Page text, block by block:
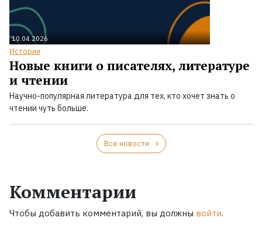
10.04.2026
Истории
Новые книги о писателях, литературе
и чтении
Научно-популярная литература для тех, кто хочет знать о
чтении чуть больше.
Все новости
Комментарии
Чтобы добавить комментарий, вы должны войти.